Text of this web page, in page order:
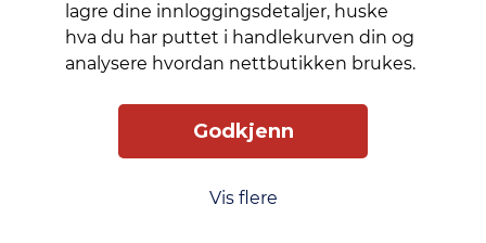
lagre dine innloggingsdetaljer, huske
hva du har puttet i handlekurven din og
analysere hvordan nettbutikken brukes.
Godkjenn
Vis flere
Kjøpsbetingelser
Phonero
phonero.no